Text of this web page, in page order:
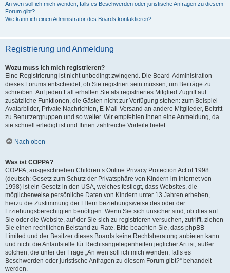
An wen soll ich mich wenden, falls es Beschwerden oder juristische Anfragen zu diesem
Forum gibt?
Wie kann ich einen Administrator des Boards kontaktieren?
Registrierung und Anmeldung
Wozu muss ich mich registrieren?
Eine Registrierung ist nicht unbedingt zwingend. Die Board-Administration
dieses Forums entscheidet, ob Sie registriert sein müssen, um Beiträge zu
schreiben. Auf jeden Fall erhalten Sie als registriertes Mitglied Zugriff auf
zusätzliche Funktionen, die Gästen nicht zur Verfügung stehen: zum Beispiel
Avatarbilder, Private Nachrichten, E-Mail-Versand an andere Mitglieder, Beitritt
zu Benutzergruppen und so weiter. Wir empfehlen Ihnen eine Anmeldung, da
sie schnell erledigt ist und Ihnen zahlreiche Vorteile bietet.
Nach oben
Was ist COPPA?
COPPA, ausgeschrieben Children’s Online Privacy Protection Act of 1998
(deutsch: Gesetz zum Schutz der Privatsphäre von Kindern im Internet von
1998) ist ein Gesetz in den USA, welches festlegt, dass Websites, die
möglicherweise persönliche Daten von Kindern unter 13 Jahren erheben,
hierzu die Zustimmung der Eltern beziehungsweise des oder der
Erziehungsberechtigten benötigen. Wenn Sie sich unsicher sind, ob dies auf
Sie oder die Website, auf der Sie sich zu registrieren versuchen, zutrifft, ziehen
Sie einen rechtlichen Beistand zu Rate. Bitte beachten Sie, dass phpBB
Limited und der Besitzer dieses Boards keine Rechtsberatung anbieten kann
und nicht die Anlaufstelle für Rechtsangelegenheiten jeglicher Art ist; außer
solchen, die unter der Frage „An wen soll ich mich wenden, falls es
Beschwerden oder juristische Anfragen zu diesem Forum gibt?“ behandelt
werden.